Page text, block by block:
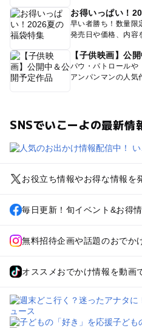
お得いっぱい！
早い者勝ち！数量限
発売日や価格、内容
【子供映画】公
パウ・パトロールや
アンパンマンの人気
SNSでいこーよの最新情
お役立ち情報やお得な情報を
毎日更新！旬イベント&お得
無料招待企画や話題のおでか
オススメおでかけ情報を動画